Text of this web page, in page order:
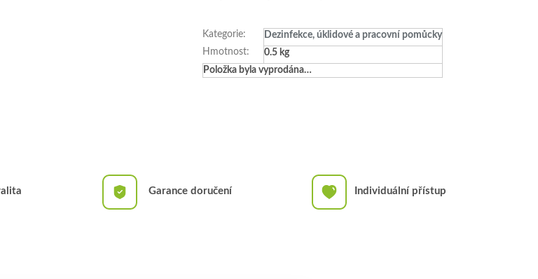
Kategorie:
Dezinfekce, úklidové a pracovní pomůcky
Hmotnost:
0.5 kg
Položka byla vyprodána…
Garance doručení Individuální přístup